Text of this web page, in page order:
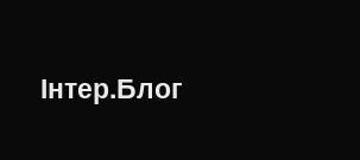
Інтер.Блог